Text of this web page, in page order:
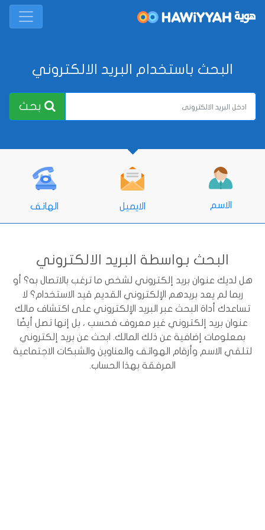
البحث باستخدام البريد الالكتروني
بحث
الاسم الايميل الهاتف
البحث بواسطة البريد الالكتروني
هل لديك عنوان بريد إلكتروني لشخص ما ترغب بالاتصال به؟ أو
ربما لم يعد بريدهم الإلكتروني القديم قيد الاستخدام؟ لا
تساعدك أداة البحث عبر البريد الإلكتروني على اكتشاف مالك
عنوان بريد إلكتروني غير معروف فحسب ، بل إنها تصل أيضًا
بمعلومات إضافية عن ذلك المالك. ابحث عن بريد إلكتروني
لتلقي الاسم وأرقام الهواتف والعناوين والشبكات الاجتماعية
المرفقة بهذا الحساب.